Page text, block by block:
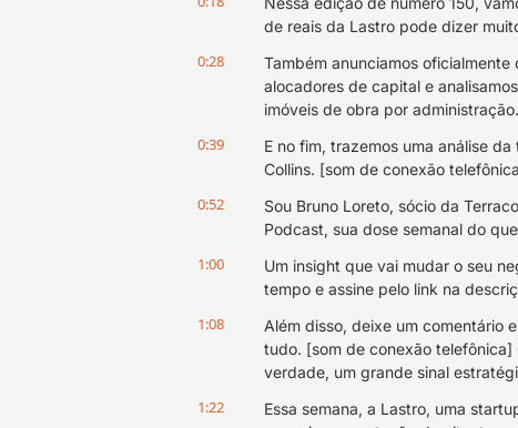
de reais da Lastro pode dizer
0:28
Também anunciamos
alocadores de capital e
imóveis de obra por administração.
0:39
E no fim, trazemos uma análise
Collins. [som de conexão
0:52
Sou Bruno Loreto, sócio da
Podcast, sua dose semanal do
1:00
Um insight que vai mudar o seu
tempo e assine pelo link na
1:08
Além disso, deixe um comentário
tudo. [som de conexão
verdade, um grande sinal
1:22
Essa semana, a Lastro, uma